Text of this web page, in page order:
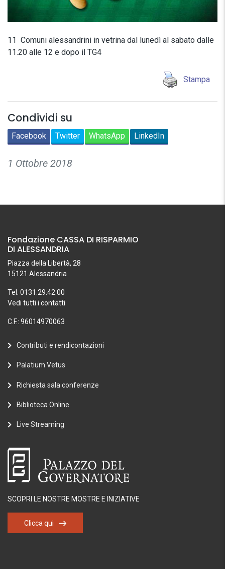
11 Comuni alessandrini in vetrina dal lunedì al sabato dalle
11.20 alle 12 e dopo il TG4
Stampa
Condividi su
Facebook Twitter WhatsApp LinkedIn
1 Ottobre 2018
Fondazione CASSA DI RISPARMIO
DI ALESSANDRIA
Piazza della Libertà, 28
15121 Alessandria
Tel. 0131.29.42.00
Vedi tutti i contatti
C.F.: 96014970063
Contributi e rendicontazioni
Palatium Vetus
Richiesta sala conferenze
Biblioteca Online
Live Streaming
SCOPRI LE NOSTRE MOSTRE E INIZIATIVE
Clicca qui